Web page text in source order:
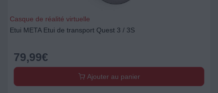
Casque de réalité virtuelle
Etui META Etui de transport Quest 3 / 3S
79,99€
Ajouter au panier